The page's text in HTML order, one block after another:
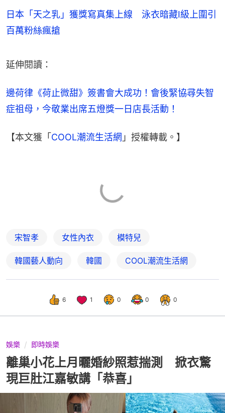
日本「天之乳」獲獎寫真集上線 泳衣暗藏I級上圍引
百萬粉絲瘋搶
延伸閱讀：
邊荷律《荷止微甜》簽書會大成功！會後緊協尋失智
症祖母，今敬業出席五燈獎一日店長活動！
【本文獲「COOL潮流生活網 」授權轉載。】
宋智孝 女性內衣 模特兒
韓國藝人動向 韓國 COOL潮流生活網
6 1 0 0 0
娛樂 即時娛樂
離巢小花上月曬婚紗照惹揣測 掀衣驚
現巨肚江嘉敏講「恭喜」